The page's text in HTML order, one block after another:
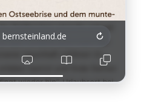
bernsteinland.de